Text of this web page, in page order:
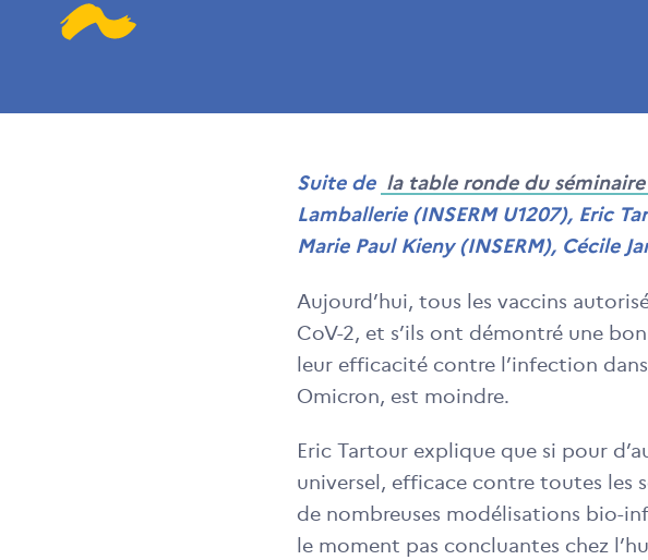
Suite de la table ronde du
Lamballerie (INSERM U1207), Eric
Marie Paul Kieny (INSERM), Cécile
Aujourd’hui, tous les vaccins
CoV-2, et s’ils ont démontré une
leur efficacité contre l’infection
Omicron, est moindre.
Eric Tartour explique que si pour
universel, efficace contre toutes les
de nombreuses modélisations bio-
le moment pas concluantes chez